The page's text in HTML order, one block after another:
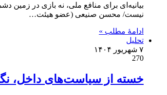
بیانیه‌‌ای برای منافع ملی، نه بازی در زمین
نیست/ محسن صنیعی (عضو هیئت…
ادامۀ مطلب »
تحلیل
۷ شهریور ۱۴۰۴
270
خسته از سیاست‌های داخل،